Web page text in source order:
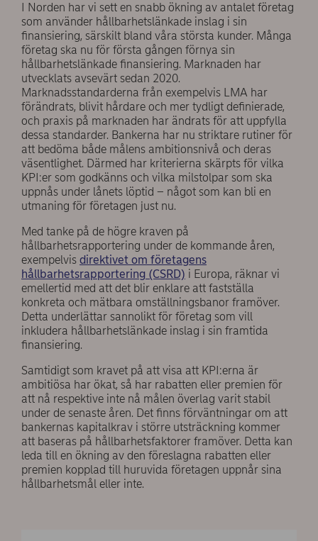
I Norden har vi sett en snabb ökning av antalet företag
som använder hållbarhetslänkade inslag i sin
finansiering, särskilt bland våra största kunder. Många
företag ska nu för första gången förnya sin
hållbarhetslänkade finansiering. Marknaden har
utvecklats avsevärt sedan 2020.
Marknadsstandarderna från exempelvis LMA har
förändrats, blivit hårdare och mer tydligt definierade,
och praxis på marknaden har ändrats för att uppfylla
dessa standarder. Bankerna har nu striktare rutiner för
att bedöma både målens ambitionsnivå och deras
väsentlighet. Därmed har kriterierna skärpts för vilka
KPI:er som godkänns och vilka milstolpar som ska
uppnås under lånets löptid – något som kan bli en
utmaning för företagen just nu.
Med tanke på de högre kraven på
hållbarhetsrapportering under de kommande åren,
exempelvis direktivet om företagens
hållbarhetsrapportering (CSRD) i Europa, räknar vi
emellertid med att det blir enklare att fastställa
konkreta och mätbara omställningsbanor framöver.
Detta underlättar sannolikt för företag som vill
inkludera hållbarhetslänkade inslag i sin framtida
finansiering.
Samtidigt som kravet på att visa att KPI:erna är
ambitiösa har ökat, så har rabatten eller premien för
att nå respektive inte nå målen överlag varit stabil
under de senaste åren. Det finns förväntningar om att
bankernas kapitalkrav i större utsträckning kommer
att baseras på hållbarhetsfaktorer framöver. Detta kan
leda till en ökning av den föreslagna rabatten eller
premien kopplad till huruvida företagen uppnår sina
hållbarhetsmål eller inte.